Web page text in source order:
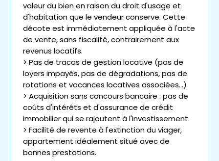
valeur du bien en raison du droit d'usage et
d'habitation que le vendeur conserve. Cette
décote est immédiatement appliquée à l'acte
de vente, sans fiscalité, contrairement aux
revenus locatifs.
> Pas de tracas de gestion locative (pas de
loyers impayés, pas de dégradations, pas de
rotations et vacances locatives associées...)
> Acquisition sans concours bancaire : pas de
coûts d'intérêts et d'assurance de crédit
immobilier qui se rajoutent à l'investissement.
> Facilité de revente à l'extinction du viager,
appartement idéalement situé avec de
bonnes prestations.